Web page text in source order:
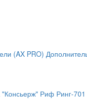
(AX PRO)
Риф Ринг-701